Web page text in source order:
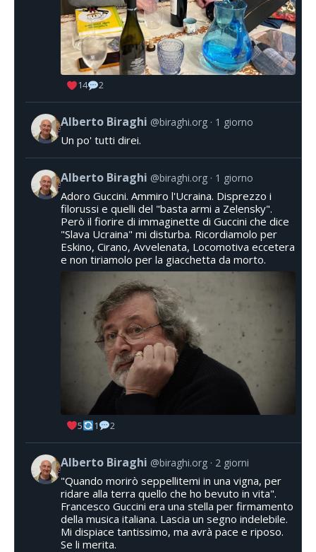
14 2
Alberto Biraghi @biraghi.org 1 giorno
Un po' tutti direi.
Alberto Biraghi @biraghi.org 1 giorno
Adoro Guccini. Ammiro l'Ucraina. Disprezzo i
filorussi e quelli del "basta armi a Zelensky".
Però il fiorire di immaginette di Guccini che dice
"Slava Ucraina" mi disturba. Ricordiamolo per
Eskino, Cirano, Avvelenata, Locomotiva eccetera
e non tiriamolo per la giacchetta da morto.
5 1 2
Alberto Biraghi @biraghi.org 2 giorni
"Quando morirò seppellitemi in una vigna, per
ridare alla terra quello che ho bevuto in vita".
Francesco Guccini era una stella per firmamento
della musica italiana. Lascia un segno indelebile.
Mi dispiace tantissimo, ma avrà pace e riposo.
Se li merita.